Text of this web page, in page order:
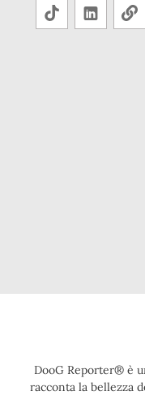
DooG Reporter® è
racconta la bellezza